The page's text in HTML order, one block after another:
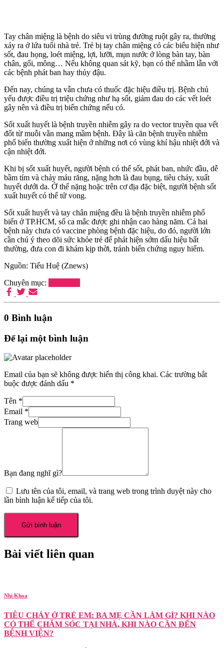
Tay chân miệng là bệnh do siêu vi trùng đường ruột gây ra, thường
xảy ra ở lứa tuổi nhà trẻ. Trẻ bị tay chân miệng có các biểu hiện như
sốt, đau họng, loét miệng, lợi, lưỡi, mụn nước ở lòng bàn tay, bàn
chân, gối, mông… Nếu không quan sát kỹ, bạn có thể nhầm lẫn với
các bệnh phát ban hay thủy đậu.
Đến nay, chúng ta vẫn chưa có thuốc đặc hiệu điều trị. Bệnh chủ
yếu được điều trị triệu chứng như hạ sốt, giảm đau do các vết loét
gây nên và điều trị biến chứng nếu có.
Sốt xuất huyết là bệnh truyền nhiễm gây ra do vector truyền qua vết
đốt từ muỗi vằn mang mầm bệnh. Đây là căn bệnh truyền nhiễm
phổ biến thường xuất hiện ở những nơi có vùng khí hậu nhiệt đới và
cận nhiệt đới.
Khi bị sốt xuất huyết, người bệnh có thể sốt, phát ban, nhức đầu, dễ
bầm tím và chảy máu răng, nặng hơn là đau bụng, tiêu chảy, xuất
huyết dưới da. Ở thể nặng hoặc trên cơ địa đặc biệt, người bệnh sốt
xuất huyết có thể tử vong.
Sốt xuất huyết và tay chân miệng đều là bệnh truyền nhiễm phổ
biến ở TP.HCM, số ca mắc được ghi nhận cao hàng năm. Cả hai
bệnh này chưa có vaccine phòng bệnh đặc hiệu, do đó, người lớn
cần chú ý theo dõi sức khỏe trẻ để phát hiện sớm dấu hiệu bất
thường, đưa con đi khám kịp thời, tránh biến chứng nguy hiểm.
Nguồn: Tiểu Huệ (Znews)
Chuyên mục:
0 Bình luận
Để lại một bình luận
Email của bạn sẽ không được hiển thị công khai. Các trường bắt
buộc được đánh dấu *
Tên *
Email *
Trang web
Bạn đang nghĩ gì?
Lưu tên của tôi, email, và trang web trong trình duyệt này cho
lần bình luận kế tiếp của tôi.
Bài viết liên quan
Nhi Khoa
TIÊU CHẢY Ở TRẺ EM: BA MẸ CẦN LÀM GÌ? KHI NÀO
CÓ THỂ CHĂM SÓC TẠI NHÀ, KHI NÀO CẦN ĐẾN
BỆNH VIỆN?